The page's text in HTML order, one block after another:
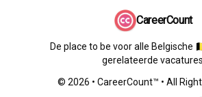
CareerCount
De place to be voor alle Belgische
gerelateerde vacatures.
© 2026 • CareerCount™ • All